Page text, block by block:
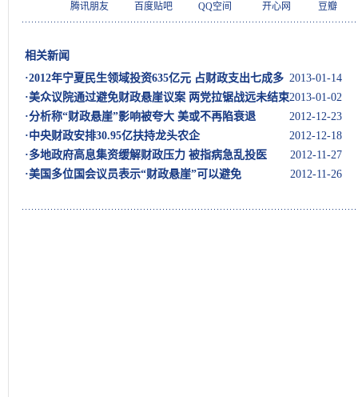
腾讯朋友
百度贴吧
QQ空间
开心网
豆瓣
相关新闻
·2012年宁夏民生领域投资635亿元 占财政支出七成多 2013-01-14
·美众议院通过避免财政悬崖议案 两党拉锯战远未结束2013-01-02
·分析称“财政悬崖”影响被夸大 美或不再陷衰退
2012-12-23
·中央财政安排30.95亿扶持龙头农企
2012-12-18
·多地政府高息集资缓解财政压力 被指病急乱投医
2012-11-27
·美国多位国会议员表示“财政悬崖”可以避免 2012-11-26